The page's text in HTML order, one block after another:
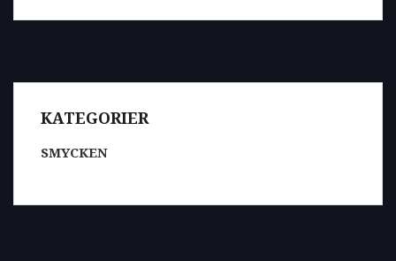
KATEGORIER
SMYCKEN